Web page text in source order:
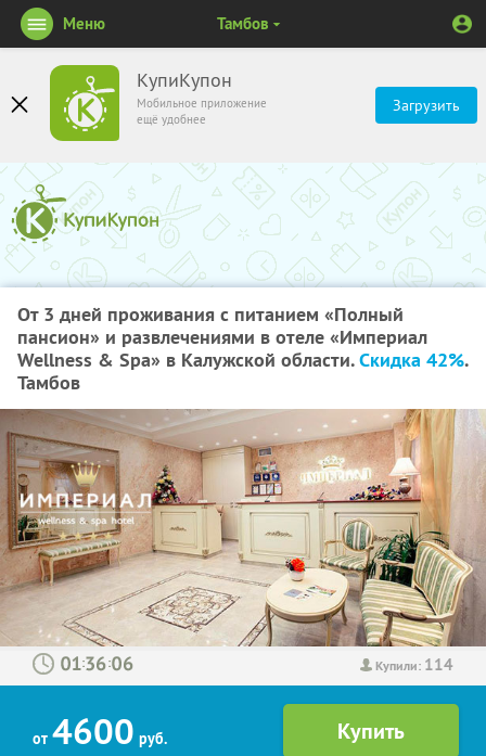
КупиКупон
Мобильное приложение
ещё удобнее
Загрузить
Меню Тамбов
От 3 дней проживания с питанием «Полный
пансион» и развлечениями в отеле «Империал
Wellness & Spa» в Калужской области.Скидка 42%.
Тамбов
Купили: 114
: :
от 4600 руб.